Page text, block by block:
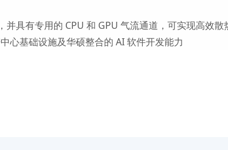
具有专用的 CPU 和 GPU 气流通道，可实现高效散
心基础设施及华硕整合的 AI 软件开发能力